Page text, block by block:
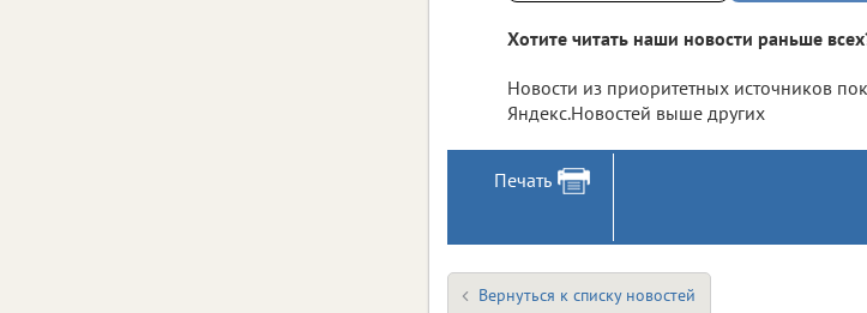
Хотите читать наши новости раньше
Новости из приоритетных источников
Яндекс.Новостей выше других
Печать
Вернуться к списку новостей